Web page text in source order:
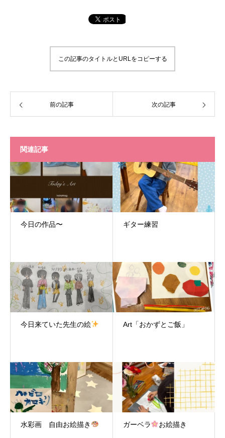
この記事のタイトルとURLをコピーする
前の記事 次の記事
関連記事
今日の作品〜 ギター練習
今日来ていた先生の絵 Art「おかずとご飯」
水彩画 自由お絵描き ガーベラ お絵描き